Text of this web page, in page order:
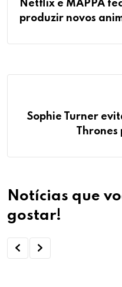
Netflix e MAPPA
produzir novos
Sophie Turner
Thrones
Notícias que
gostar!